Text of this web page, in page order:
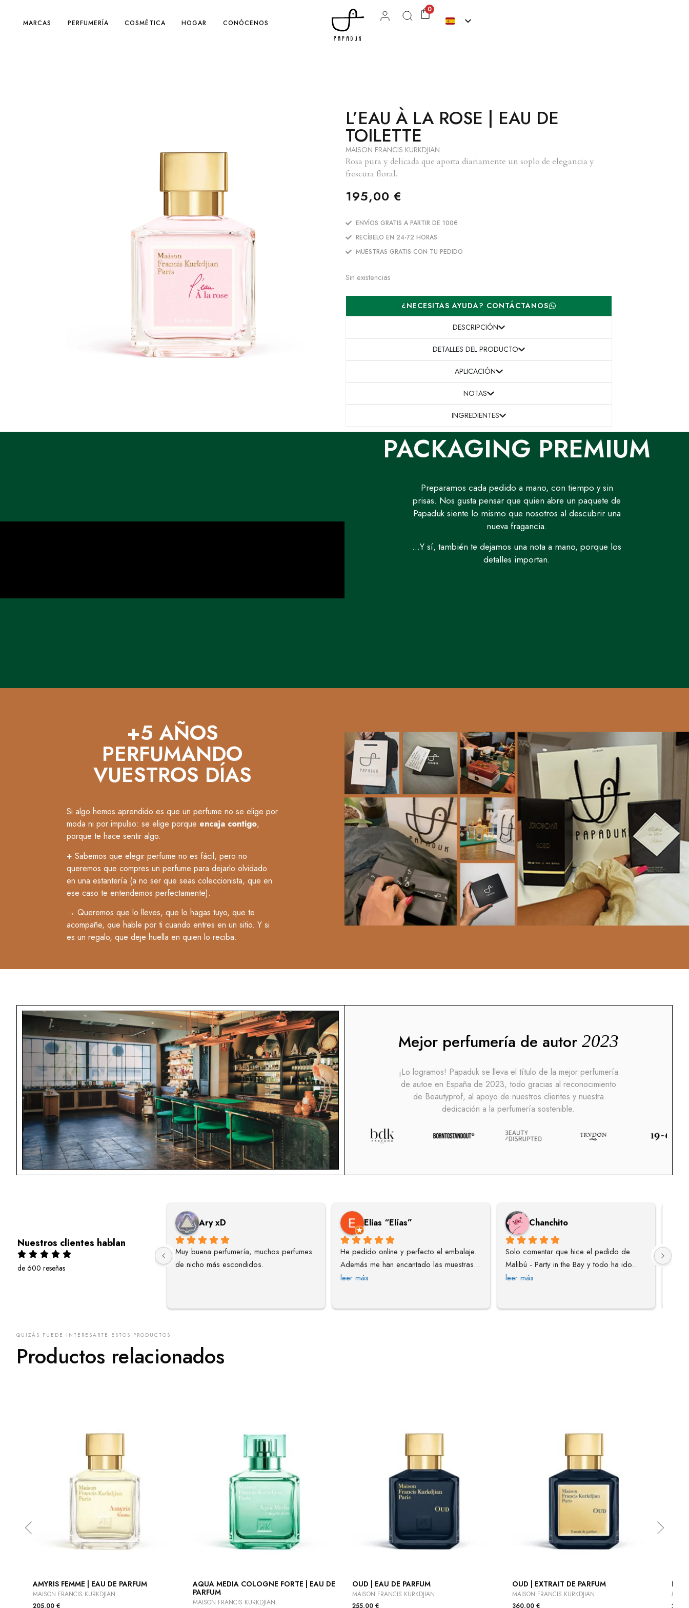
MARCAS PERFUMERÍA COSMÉTICA HOGAR CONÓCENOS
0
L’EAU À LA ROSE | EAU DE
TOILETTE
MAISON FRANCIS KURKDJIAN
Rosa pura y delicada que aporta diariamente un soplo de elegancia y
frescura floral.
195,00 €
ENVÍOS GRATIS A PARTIR DE 100€
RECÍBELO EN 24-72 HORAS
MUESTRAS GRATIS CON TU PEDIDO
Sin existencias
¿NECESITAS AYUDA? CONTÁCTANOS
DESCRIPCIÓN
DETALLES DEL PRODUCTO
APLICACIÓN
NOTAS
INGREDIENTES
PACKAGING PREMIUM
Preparamos cada pedido a mano, con tiempo y sin
prisas. Nos gusta pensar que quien abre un paquete de
Papaduk siente lo mismo que nosotros al descubrir una
nueva fragancia.
…Y sí, también te dejamos una nota a mano, porque los
detalles importan.
+5 AÑOS
PERFUMANDO
VUESTROS DÍAS
Si algo hemos aprendido es que un perfume no se elige por
moda ni por impulso: se elige porque encaja contigo,
porque te hace sentir algo.
+ Sabemos que elegir perfume no es fácil, pero no
queremos que compres un perfume para dejarlo olvidado
en una estantería (a no ser que seas coleccionista, que en
ese caso te entendemos perfectamente).
→ Queremos que lo lleves, que lo hagas tuyo, que te
acompañe, que hable por ti cuando entres en un sitio. Y si
es un regalo, que deje huella en quien lo reciba.
Mejor perfumería de autor 2023
¡Lo logramos! Papaduk se lleva el título de la mejor perfumería
de autoe en España de 2023, todo gracias al reconocimiento
de Beautyprof, al apoyo de nuestros clientes y nuestra
dedicación a la perfumería sostenible.
Nuestros clientes hablan
de 600 reseñas
La mejor tienda de perfumes nicho y
cosmética de las Baleares. Atención
Ary xD
Muy buena perfumería, muchos perfumes
de nicho más escondidos.
Elias “Elías”
He pedido online y perfecto el embalaje.
Además me han encantado las muestras
leer más
Chanchito
Solo comentar que hice el pedido de
Malibú - Party in the Bay y todo ha ido
leer más
La
QUIZÁS PUEDE INTERESARTE ESTOS PRODUCTOS
Productos relacionados
AMYRIS FEMME | EAU DE PARFUM
MAISON FRANCIS KURKDJIAN
205,00 €
AQUA MEDIA COLOGNE FORTE | EAU DE
PARFUM
MAISON FRANCIS KURKDJIAN
OUD | EAU DE PARFUM
MAISON FRANCIS KURKDJIAN
255,00 €
OUD | EXTRAIT DE PARFUM
MAISON FRANCIS KURKDJIAN
360,00 €